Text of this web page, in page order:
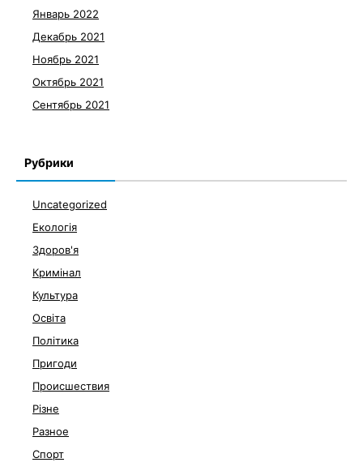
Январь 2022
Декабрь 2021
Ноябрь 2021
Октябрь 2021
Сентябрь 2021
Рубрики
Uncategorized
Екологія
Здоров'я
Кримінал
Культура
Освіта
Політика
Пригоди
Происшествия
Різне
Разное
Спорт